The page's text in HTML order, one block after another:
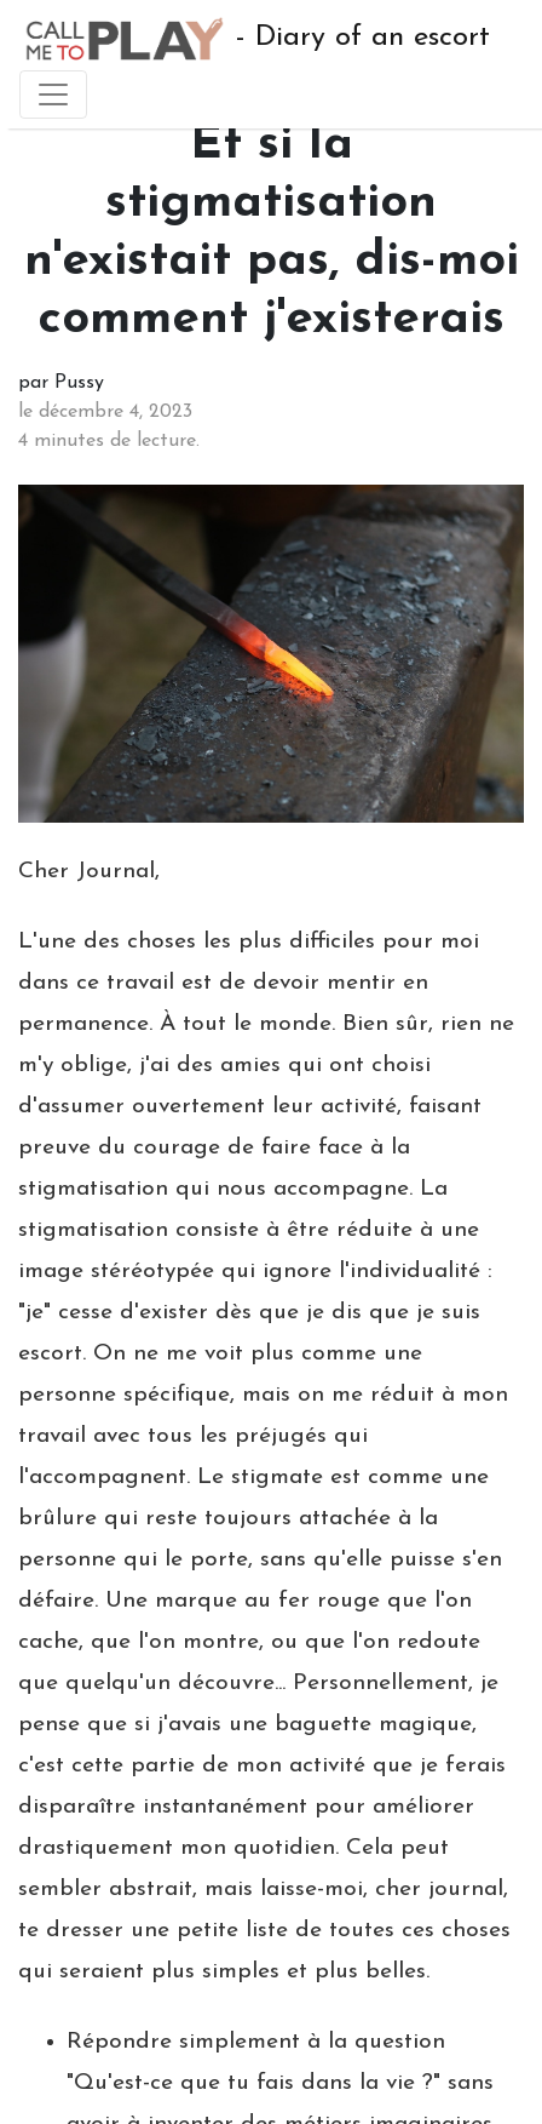
- Diary of an escort
Et si la
stigmatisation
n'existait pas, dis-moi
comment j'existerais
par Pussy
le décembre 4, 2023
4 minutes de lecture.
Cher Journal,
L'une des choses les plus difficiles pour moi
dans ce travail est de devoir mentir en
permanence. À tout le monde. Bien sûr, rien ne
m'y oblige, j'ai des amies qui ont choisi
d'assumer ouvertement leur activité, faisant
preuve du courage de faire face à la
stigmatisation qui nous accompagne. La
stigmatisation consiste à être réduite à une
image stéréotypée qui ignore l'individualité :
"je" cesse d'exister dès que je dis que je suis
escort. On ne me voit plus comme une
personne spécifique, mais on me réduit à mon
travail avec tous les préjugés qui
l'accompagnent. Le stigmate est comme une
brûlure qui reste toujours attachée à la
personne qui le porte, sans qu'elle puisse s'en
défaire. Une marque au fer rouge que l'on
cache, que l'on montre, ou que l'on redoute
que quelqu'un découvre... Personnellement, je
pense que si j'avais une baguette magique,
c'est cette partie de mon activité que je ferais
disparaître instantanément pour améliorer
drastiquement mon quotidien. Cela peut
sembler abstrait, mais laisse-moi, cher journal,
te dresser une petite liste de toutes ces choses
qui seraient plus simples et plus belles.
Répondre simplement à la question
"Qu'est-ce que tu fais dans la vie ?" sans